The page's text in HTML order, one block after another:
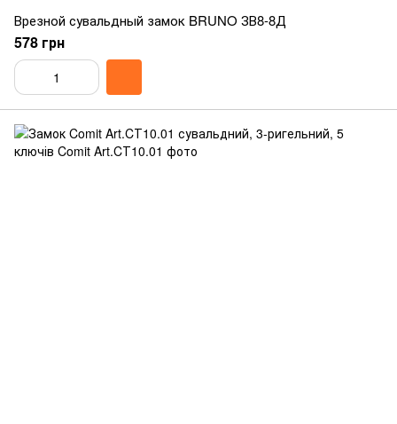
Врезной сувальдный замок BRUNO ЗВ8-8Д
578 грн